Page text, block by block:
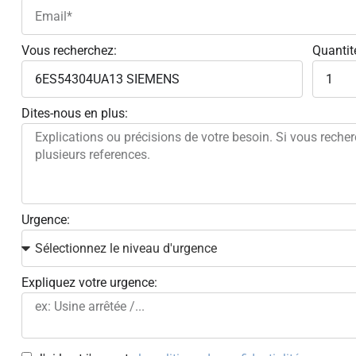
Vous recherchez:
Dites-nous en plus:
Urgence:
Expliquez votre urgence: